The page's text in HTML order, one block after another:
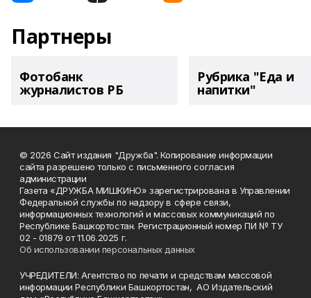
Партнеры
Фотобанк
журналистов РБ
Рубрика "Еда и
напитки"
© 2026 Сайт издания "Дружба". Копирование информации
сайта разрешено только с письменного согласия
администрации
Газета «ДРУЖБА МИШКИНО» зарегистрирована в Управлении
Федеральной службы по надзору в сфере связи,
информационных технологий и массовых коммуникаций по
Республике Башкортостан. Регистрационный номер ПИ № ТУ
02 - 01879 от 11.06.2025 г.
Об использовании персональных данных
УЧРЕДИТЕЛИ: Агентство по печати и средствам массовой
информации Республики Башкортостан, АО Издательский